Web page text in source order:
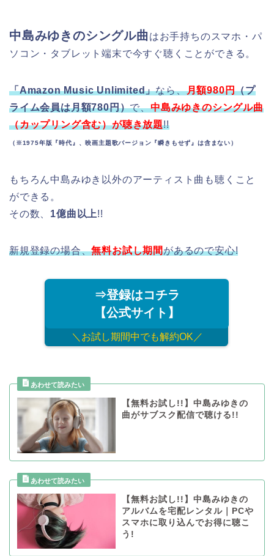
中島みゆきのシングル曲 はお手持ちのスマホ・パ
ソコン・タブレット端末で今すぐ聴くことができる。
「Amazon Music Unlimited」なら、月額980円（プ
ライム会員は月額780円）で、中島みゆきのシングル曲
（カップリング含む）が聴き放題!!
（※1975年版『時代』、映画主題歌バージョン『瞬きもせず』は含まない）
もちろん中島みゆき以外のアーティスト曲も聴くこと
ができる。
その数、 1億曲以上!!
新規登録の場合、無料お試し期間があるので安心!
⇒登録はコチラ
【公式サイト】
＼お試し期間中でも解約OK／
【無料お試し!!】中島みゆきの
曲がサブスク配信で聴ける!!
【無料お試し!!】中島みゆきの
アルバムを宅配レンタル｜PCや
スマホに取り込んでお得に聴こ
う!